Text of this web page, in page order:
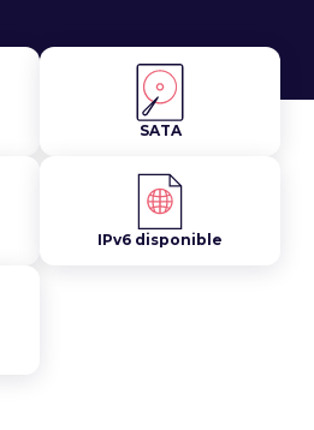
SATA
IPv6 disponible